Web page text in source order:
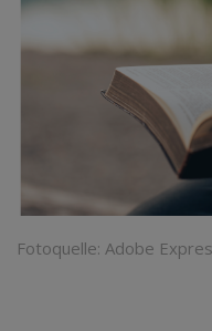
Fotoquelle: Adobe